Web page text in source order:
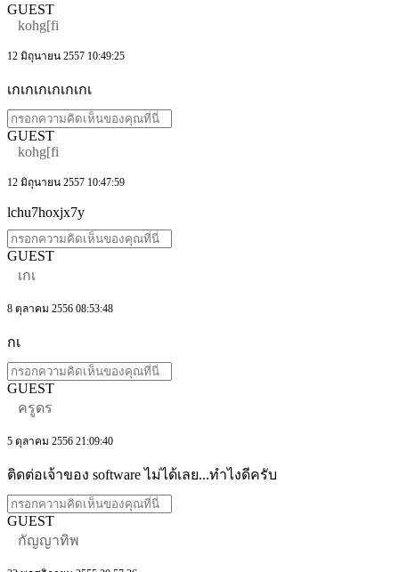
GUEST
kohg[fi
12 มิถุนายน 2557 10:49:25
เกเกเกเกเกเกเ
GUEST
kohg[fi
12 มิถุนายน 2557 10:47:59
lchu7hoxjx7y
GUEST
เกเ
8 ตุลาคม 2556 08:53:48
กเ
GUEST
ครูดร
5 ตุลาคม 2556 21:09:40
ติดต่อเจ้าของ software ไม่ได้เลย...ทำไงดีครับ
GUEST
กัญญาทิพ